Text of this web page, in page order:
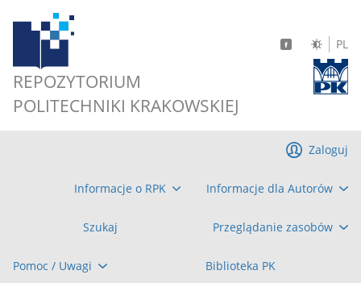
REPOZYTORIUM
POLITECHNIKI KRAKOWSKIEJ
PL
Informacje o RPK Informacje dla Autorów
Szukaj Przeglądanie zasobów
Pomoc / Uwagi Biblioteka PK
Zaloguj